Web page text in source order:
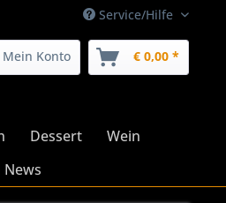
Service/Hilfe
Mein Konto € 0,00 *
Dessert
Wein
News